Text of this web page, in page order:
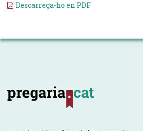
Descarrega-ho en PDF